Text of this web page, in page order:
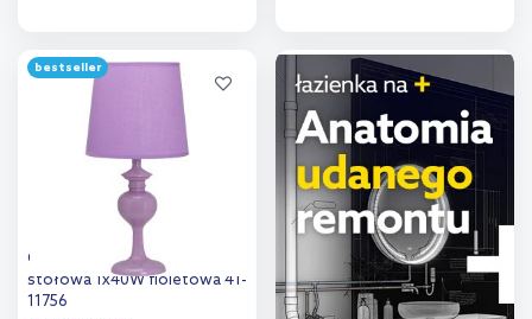
Dodaj do
porównania
Dodaj do
porównania
bestseller
Candellux Berkane lampa
stołowa 1x40W fioletowa 41-
11756